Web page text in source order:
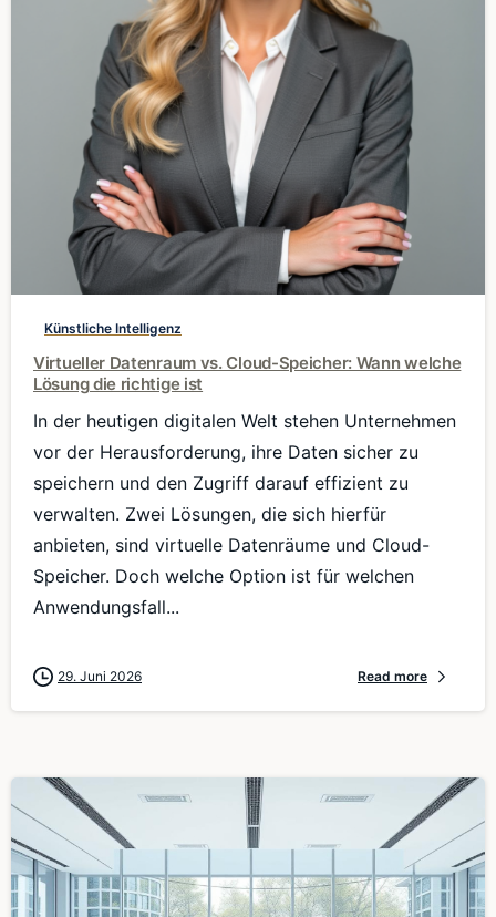
Künstliche Intelligenz
Virtueller Datenraum vs. Cloud-Speicher: Wann welche
Lösung die richtige ist
In der heutigen digitalen Welt stehen Unternehmen
vor der Herausforderung, ihre Daten sicher zu
speichern und den Zugriff darauf effizient zu
verwalten. Zwei Lösungen, die sich hierfür
anbieten, sind virtuelle Datenräume und Cloud-
Speicher. Doch welche Option ist für welchen
Anwendungsfall...
29. Juni 2026 Read more